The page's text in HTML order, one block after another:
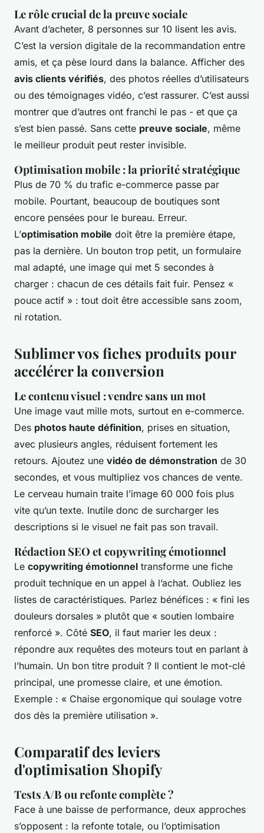
Le rôle crucial de la preuve sociale
Avant d’acheter, 8 personnes sur 10 lisent les avis.
C’est la version digitale de la recommandation entre
amis, et ça pèse lourd dans la balance. Afficher des
avis clients vérifiés, des photos réelles d’utilisateurs
ou des témoignages vidéo, c’est rassurer. C’est aussi
montrer que d’autres ont franchi le pas - et que ça
s’est bien passé. Sans cette preuve sociale, même
le meilleur produit peut rester invisible.
Optimisation mobile : la priorité stratégique
Plus de 70 % du trafic e-commerce passe par
mobile. Pourtant, beaucoup de boutiques sont
encore pensées pour le bureau. Erreur.
L’optimisation mobile doit être la première étape,
pas la dernière. Un bouton trop petit, un formulaire
mal adapté, une image qui met 5 secondes à
charger : chacun de ces détails fait fuir. Pensez «
pouce actif » : tout doit être accessible sans zoom,
ni rotation.
Sublimer vos fiches produits pour
accélérer la conversion
Le contenu visuel : vendre sans un mot
Une image vaut mille mots, surtout en e-commerce.
Des photos haute définition, prises en situation,
avec plusieurs angles, réduisent fortement les
retours. Ajoutez une vidéo de démonstration de 30
secondes, et vous multipliez vos chances de vente.
Le cerveau humain traite l’image 60 000 fois plus
vite qu’un texte. Inutile donc de surcharger les
descriptions si le visuel ne fait pas son travail.
Rédaction SEO et copywriting émotionnel
Le copywriting émotionnel transforme une fiche
produit technique en un appel à l’achat. Oubliez les
listes de caractéristiques. Parlez bénéfices : « fini les
douleurs dorsales » plutôt que « soutien lombaire
renforcé ». Côté SEO, il faut marier les deux :
répondre aux requêtes des moteurs tout en parlant à
l’humain. Un bon titre produit ? Il contient le mot-clé
principal, une promesse claire, et une émotion.
Exemple : « Chaise ergonomique qui soulage votre
dos dès la première utilisation ».
Comparatif des leviers
d'optimisation Shopify
Tests A/B ou refonte complète ?
Face à une baisse de performance, deux approches
s’opposent : la refonte totale, ou l’optimisation